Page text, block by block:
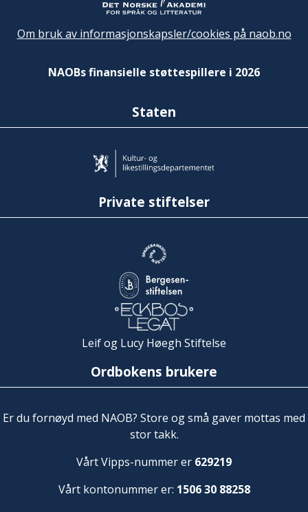
Om bruk av informasjonskapsler/cookies på naob.no
NAOBs finansielle støttespillere i 2026
Staten
Private stiftelser
Leif og Lucy Høegh Stiftelse
Ordbokens brukere
Er du fornøyd med NAOB? Store og små gaver mottas med
stor takk.
Vårt Vipps-nummer er 629219
Vårt kontonummer er: 1506 30 88258